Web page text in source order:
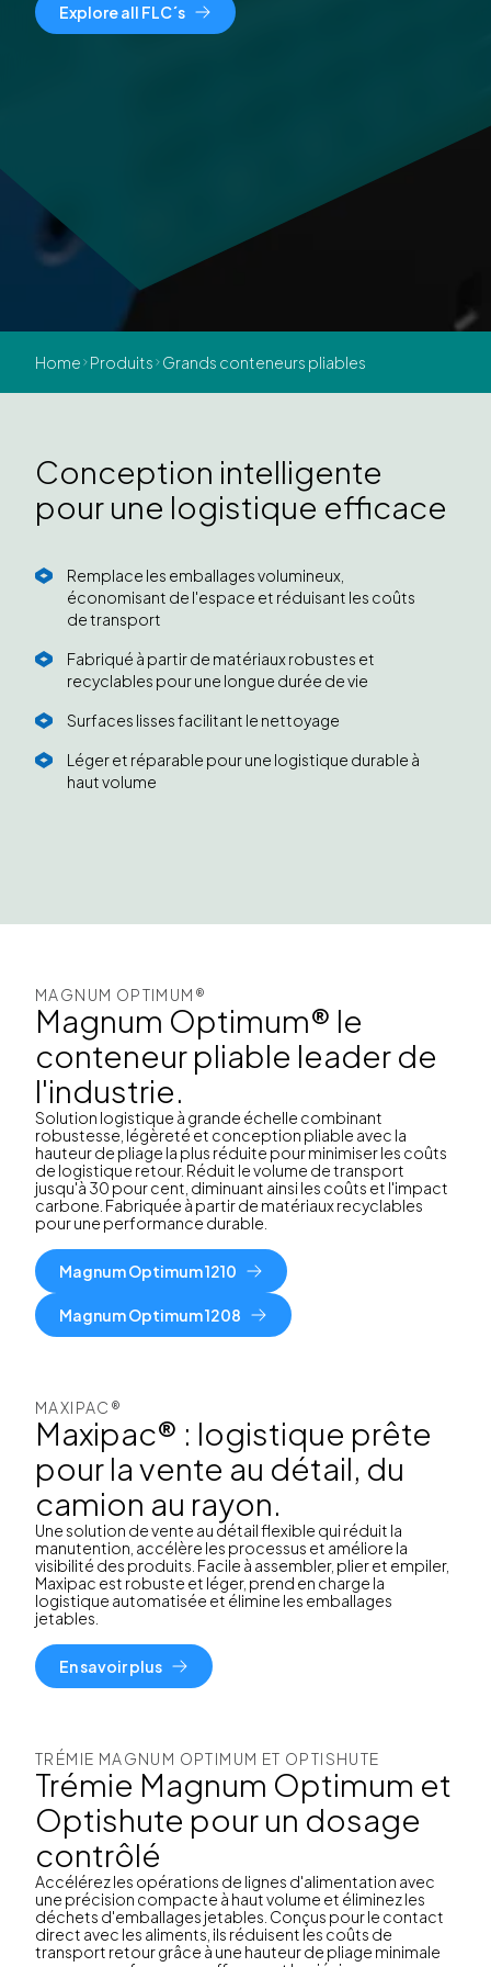
Explore all FLC´s
Home Produits Grands conteneurs pliables
Conception intelligente
pour une logistique efficace
Remplace les emballages volumineux,
économisant de l'espace et réduisant les coûts
de transport
Fabriqué à partir de matériaux robustes et
recyclables pour une longue durée de vie
Surfaces lisses facilitant le nettoyage
Léger et réparable pour une logistique durable à
haut volume
MAGNUM OPTIMUM®
Magnum Optimum® le
conteneur pliable leader de
l'industrie.
Solution logistique à grande échelle combinant
robustesse, légèreté et conception pliable avec la
hauteur de pliage la plus réduite pour minimiser les coûts
de logistique retour. Réduit le volume de transport
jusqu'à 30 pour cent, diminuant ainsi les coûts et l'impact
carbone. Fabriquée à partir de matériaux recyclables
pour une performance durable.
Magnum Optimum 1210
Magnum Optimum 1208
MAXIPAC®
Maxipac® : logistique prête
pour la vente au détail, du
camion au rayon.
Une solution de vente au détail flexible qui réduit la
manutention, accélère les processus et améliore la
visibilité des produits. Facile à assembler, plier et empiler,
Maxipac est robuste et léger, prend en charge la
logistique automatisée et élimine les emballages
jetables.
En savoir plus
TRÉMIE MAGNUM OPTIMUM ET OPTISHUTE
Trémie Magnum Optimum et
Optishute pour un dosage
contrôlé
Accélérez les opérations de lignes d'alimentation avec
une précision compacte à haut volume et éliminez les
déchets d'emballages jetables. Conçus pour le contact
direct avec les aliments, ils réduisent les coûts de
transport retour grâce à une hauteur de pliage minimale